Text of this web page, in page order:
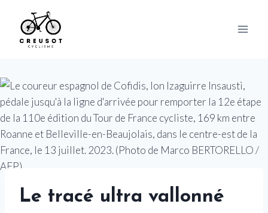
content
Le tracé ultra vallonné